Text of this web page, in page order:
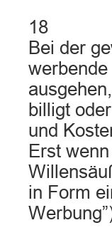
18
Bei der
billigt
und
Erst
in Form